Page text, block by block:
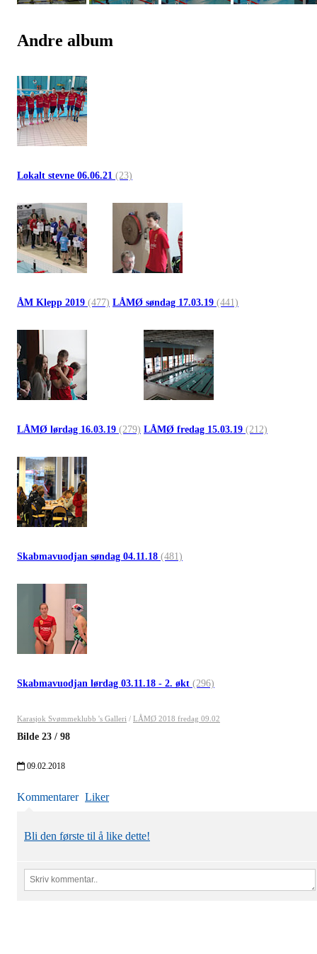
Andre album
Lokalt stevne 06.06.21 (23)
ÅM Klepp 2019 (477) LÅMØ søndag 17.03.19 (441)
LÅMØ lørdag 16.03.19 (279) LÅMØ fredag 15.03.19 (212)
Skabmavuodjan søndag 04.11.18 (481)
Skabmavuodjan lørdag 03.11.18 - 2. økt (296)
Karasjok Svømmeklubb 's Galleri / LÅMØ 2018 fredag 09.02
Bilde 23 / 98
09.02.2018
Kommentarer Liker
Bli den første til å like dette!